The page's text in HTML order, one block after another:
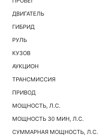
ДВИГАТЕЛЬ
ГИБРИД
РУЛЬ
КУЗОВ
АУКЦИОН
ТРАНСМИССИЯ
ПРИВОД
МОЩНОСТЬ, Л.С.
МОЩНОСТЬ 30 МИН, Л.С.
СУММАРНАЯ МОЩНОСТЬ, Л.С.